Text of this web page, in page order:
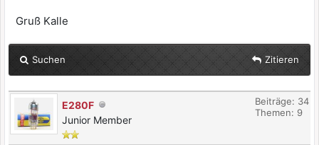
Gruß Kalle
Suchen Zitieren
E280F
Junior Member
Beiträge: 34
Themen: 9